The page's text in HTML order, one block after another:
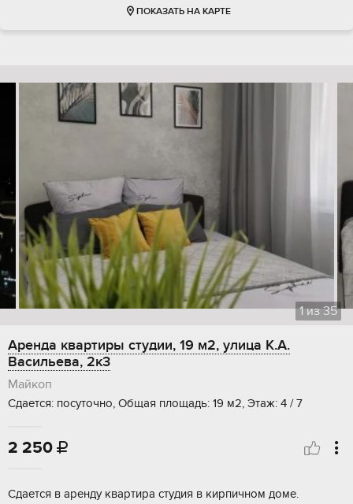
ПОКАЗАТЬ НА КАРТЕ
1из35
Аренда квартиры студии, 19 м2, улица К.А.
Васильева, 2к3
Майкоп
Сдается: посуточно, Общая площадь: 19 м2, Этаж: 4 / 7
2 250 
Сдается в аренду квартира студия в кирпичном доме.